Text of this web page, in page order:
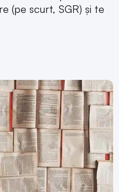
(pe scurt, SGR) și te